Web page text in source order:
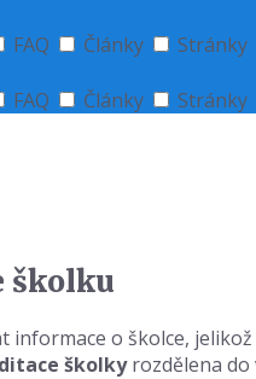
FAQ Články
Stránky
FAQ Články
Stránky
školku
o školce,
školkyrozdělena do